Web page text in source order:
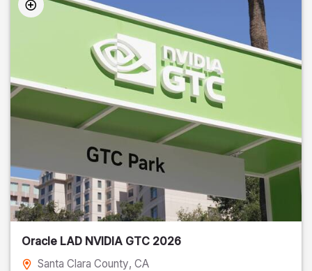
Oracle LAD NVIDIA GTC 2026
Santa Clara County, CA